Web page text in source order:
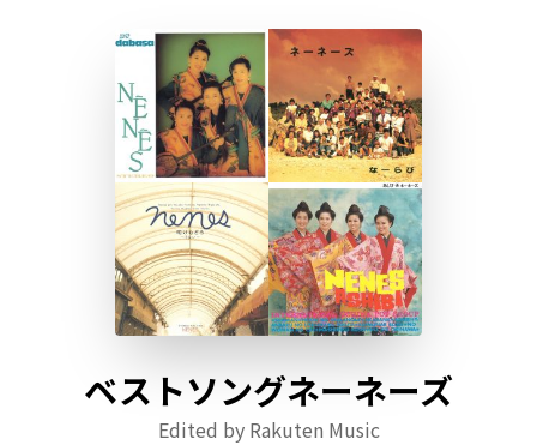
初回30日間無料お試し
ベストソングネーネーズ
Edited by Rakuten Music